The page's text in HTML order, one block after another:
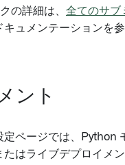
の詳細は、 全てのサブ
キュメンテーションを
ント
定ページでは、Python
たはライブデプロイメ